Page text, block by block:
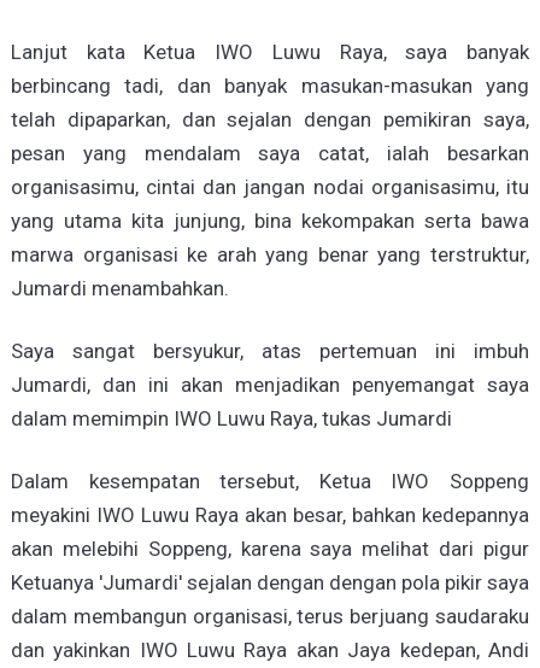
Lanjut kata Ketua IWO Luwu Raya, saya banyak
berbincang tadi, dan banyak masukan-masukan yang
telah dipaparkan, dan sejalan dengan pemikiran saya,
pesan yang mendalam saya catat, ialah besarkan
organisasimu, cintai dan jangan nodai organisasimu, itu
yang utama kita junjung, bina kekompakan serta bawa
marwa organisasi ke arah yang benar yang terstruktur,
Jumardi menambahkan.
Saya sangat bersyukur, atas pertemuan ini imbuh
Jumardi, dan ini akan menjadikan penyemangat saya
dalam memimpin IWO Luwu Raya, tukas Jumardi
Dalam kesempatan tersebut, Ketua IWO Soppeng
meyakini IWO Luwu Raya akan besar, bahkan kedepannya
akan melebihi Soppeng, karena saya melihat dari pigur
Ketuanya 'Jumardi' sejalan dengan dengan pola pikir saya
dalam membangun organisasi, terus berjuang saudaraku
dan yakinkan IWO Luwu Raya akan Jaya kedepan, Andi